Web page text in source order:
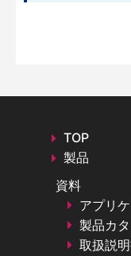
TOP
製品
資料
アプリ
製品カ
取扱説